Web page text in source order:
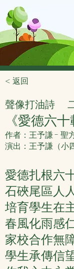
< 返回
聲像打油詩
《愛德六十
作者：王予謙 - 聖
演出：王予謙（小
愛德扎根六
石硤尾區人
培育學生在
春風化雨感
家校合作無
學生承傳信